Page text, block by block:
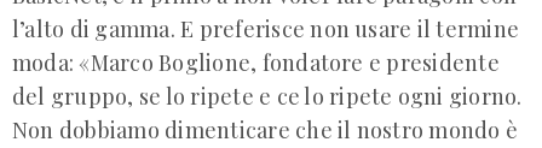
l’alto di gamma. E preferisce non usare il termine
moda: «Marco Boglione, fondatore e presidente
del gruppo, se lo ripete e ce lo ripete ogni giorno.
Non dobbiamo dimenticare che il nostro mondo è